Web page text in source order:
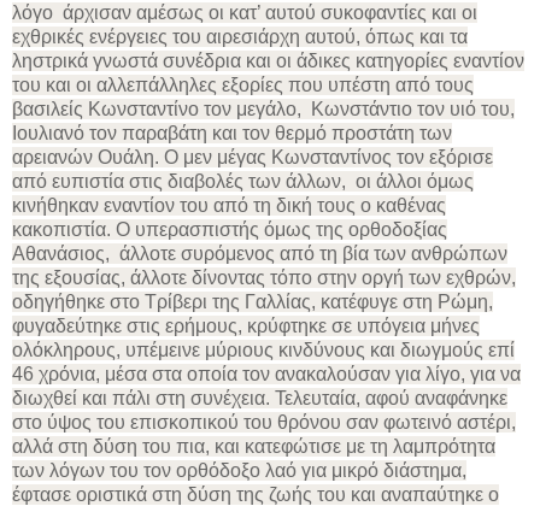
λόγο άρχισαν αμέσως οι κατ’ αυτού συκοφαντίες και οι
εχθρικές ενέργειες του αιρεσιάρχη αυτού, όπως και τα
ληστρικά γνωστά συνέδρια και οι άδικες κατηγορίες εναντίον
του και οι αλλεπάλληλες εξορίες που υπέστη από τους
βασιλείς Κωνσταντίνο τον μεγάλο, Κωνστάντιο τον υιό του,
Ιουλιανό τον παραβάτη και τον θερμό προστάτη των
αρειανών Ουάλη. Ο μεν μέγας Κωνσταντίνος τον εξόρισε
από ευπιστία στις διαβολές των άλλων, οι άλλοι όμως
κινήθηκαν εναντίον του από τη δική τους ο καθένας
κακοπιστία. Ο υπερασπιστής όμως της ορθοδοξίας
Αθανάσιος, άλλοτε συρόμενος από τη βία των ανθρώπων
της εξουσίας, άλλοτε δίνοντας τόπο στην οργή των εχθρών,
οδηγήθηκε στο Τρίβερι της Γαλλίας, κατέφυγε στη Ρώμη,
φυγαδεύτηκε στις ερήμους, κρύφτηκε σε υπόγεια μήνες
ολόκληρους, υπέμεινε μύριους κινδύνους και διωγμούς επί
46 χρόνια, μέσα στα οποία τον ανακαλούσαν για λίγο, για να
διωχθεί και πάλι στη συνέχεια. Τελευταία, αφού αναφάνηκε
στο ύψος του επισκοπικού του θρόνου σαν φωτεινό αστέρι,
αλλά στη δύση του πια, και κατεφώτισε με τη λαμπρότητα
των λόγων του τον ορθόδοξο λαό για μικρό διάστημα,
έφτασε οριστικά στη δύση της ζωής του και αναπαύτηκε ο